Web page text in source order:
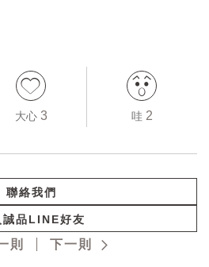
大心 3 哇 2
聯絡我們
誠品LINE好友
則 下一則